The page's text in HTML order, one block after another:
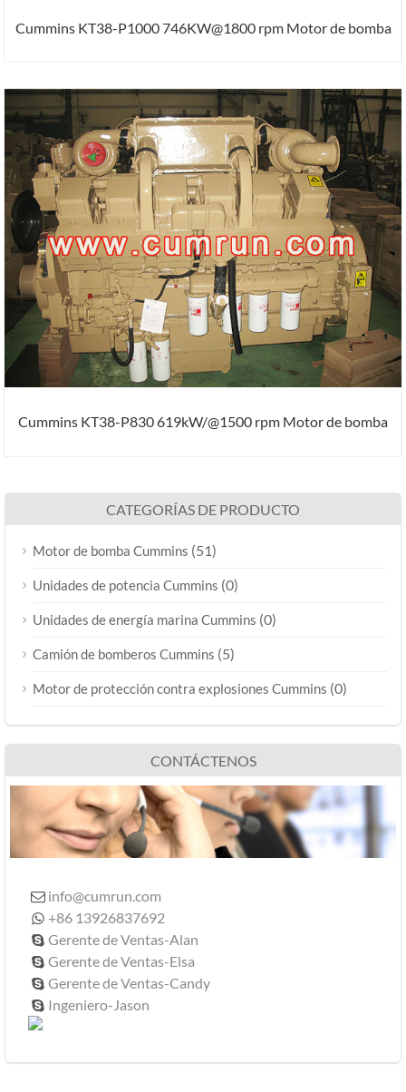
Cummins KT38-P1000 746KW@1800 rpm Motor de bomba
Cummins KT38-P830 619kW/@1500 rpm Motor de bomba
CATEGORÍAS DE PRODUCTO
Motor de bomba Cummins (51)
Unidades de potencia Cummins (0)
Unidades de energía marina Cummins (0)
Camión de bomberos Cummins (5)
Motor de protección contra explosiones Cummins (0)
CONTÁCTENOS
 info@cumrun.com
 +86 13926837692
 Gerente de Ventas-Alan
 Gerente de Ventas-Elsa
 Gerente de Ventas-Candy
 Ingeniero-Jason